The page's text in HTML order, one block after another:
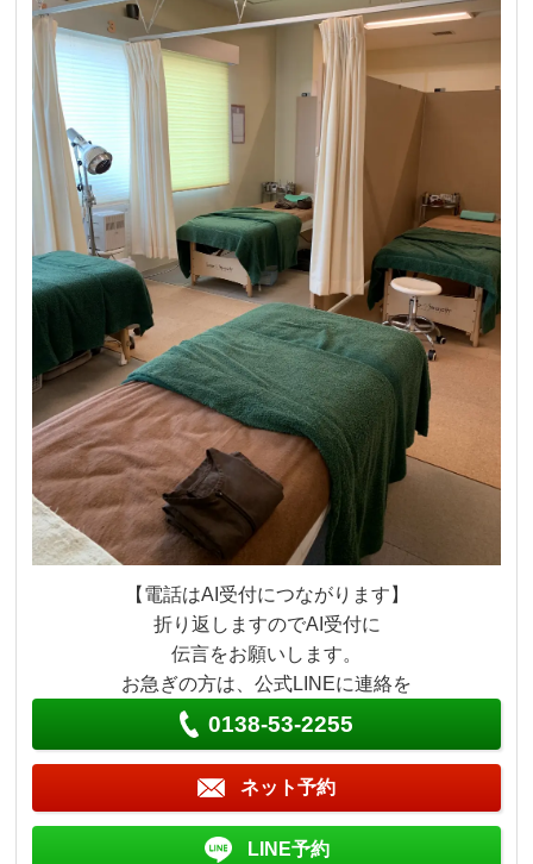
【電話はAI受付につながります】
折り返しますのでAI受付に
伝言をお願いします。
お急ぎの方は、公式LINEに連絡を
0138-53-2255
ネット予約
LINE予約